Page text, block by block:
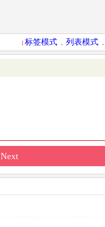
[ 标签模式 ， 列表模式 ，